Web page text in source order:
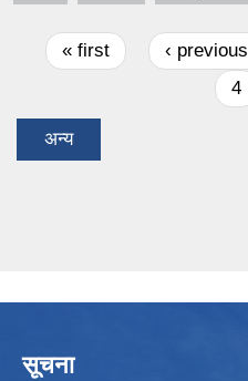
Pages
« first ‹ previous
4
अन्य
सूचना